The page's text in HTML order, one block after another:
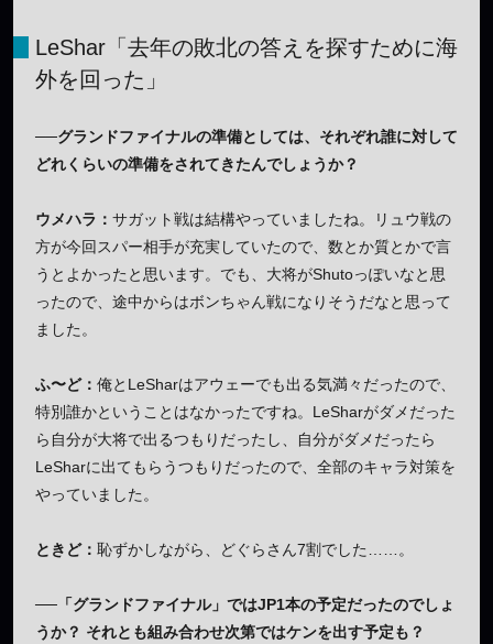
LeShar「去年の敗北の答えを探すために海
外を回った」
──グランドファイナルの準備としては、それぞれ誰に対して
どれくらいの準備をされてきたんでしょうか？
ウメハラ： サガット戦は結構やっていましたね。リュウ戦の
方が今回スパー相手が充実していたので、数とか質とかで言
うとよかったと思います。でも、大将がShutoっぽいなと思
ったので、途中からはボンちゃん戦になりそうだなと思って
ました。
ふ〜ど： 俺とLeSharはアウェーでも出る気満々だったので、
特別誰かということはなかったですね。LeSharがダメだった
ら自分が大将で出るつもりだったし、自分がダメだったら
LeSharに出てもらうつもりだったので、全部のキャラ対策を
やっていました。
ときど： 恥ずかしながら、どぐらさん7割でした……。
──「グランドファイナル」ではJP1本の予定だったのでしょ
うか？ それとも組み合わせ次第ではケンを出す予定も？